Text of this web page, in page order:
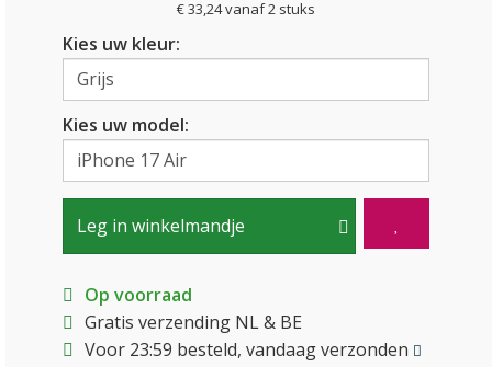
€ 33,24 vanaf 2 stuks
Kies uw kleur:
Kies uw model:
Leg in winkelmandje
Op voorraad
Gratis verzending NL & BE
Voor 23:59 besteld, vandaag verzonden